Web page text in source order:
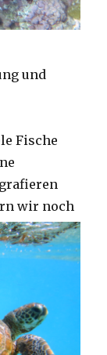
und
Fische
wir noch